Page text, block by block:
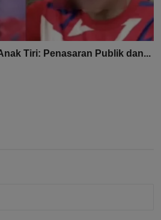
Tiri: Penasaran Publik dan...